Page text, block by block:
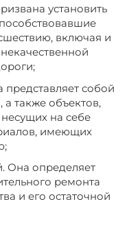
установить
включая и
представляет собой
а также объектов,
на себе
имеющих
Она определяет
ремонта
и его остаточной